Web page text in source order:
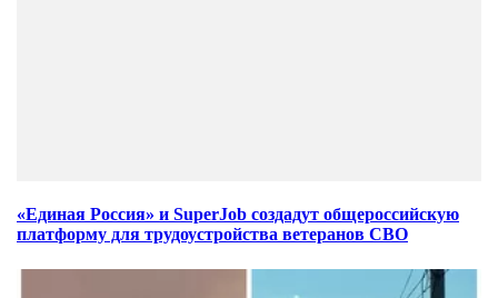
«Единая Россия» и SuperJob создадут общероссийскую
платформу для трудоустройства ветеранов СВО